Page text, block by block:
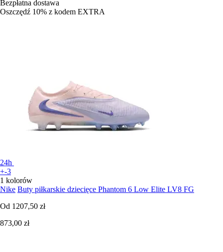
Bezpłatna dostawa
Oszczędź 10% z kodem EXTRA
24h
+-3
1 kolorów
Nike Buty piłkarskie dziecięce Phantom 6 Low Elite LV8 FG
Od 1207,50 zł
873,00 zł